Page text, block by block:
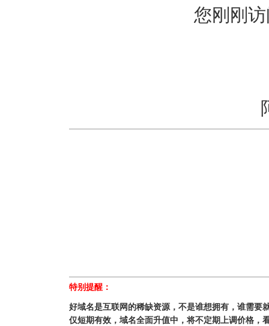
您刚刚
特别提醒：
好域名是互联网的稀缺资源，不是谁想拥有，谁需
仅短期有效，域名全面升值中，将不定期上调价格，